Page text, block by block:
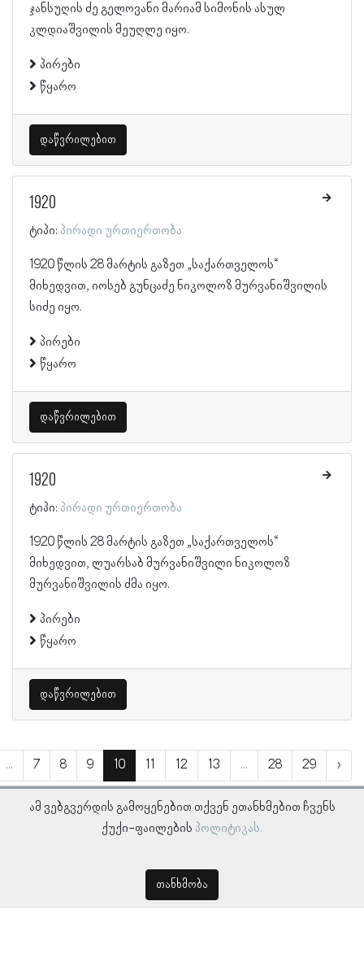
ჯანსუღის ძე გელოვანი მარიამ სიმონის ასულ
კლდიაშვილის მეუღლე იყო.
პირები
წყარო
დაწვრილებით
1920
ტიპი: პირადი ურთიერთობა
1920 წლის 28 მარტის გაზეთ „საქართველოს“
მიხედვით, იოსებ გუნცაძე ნიკოლოზ მურვანიშვილის
სიძე იყო.
პირები
წყარო
დაწვრილებით
1920
ტიპი: პირადი ურთიერთობა
1920 წლის 28 მარტის გაზეთ „საქართველოს“
მიხედვით, ლუარსაბ მურვანიშვილი ნიკოლოზ
მურვანიშვილის ძმა იყო.
პირები
წყარო
დაწვრილებით
... 7 8 9 10 11 12 13 ... 28 29 ›
ამ ვებგვერდის გამოყენებით თქვენ ეთანხმებით ჩვენს
ქუქი-ფაილების პოლიტიკას.
თანხმობა